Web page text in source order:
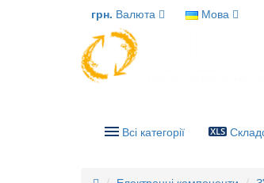
грн. Валюта Мова
Всі категорії